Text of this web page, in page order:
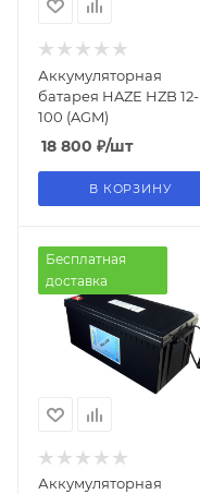
Аккумуляторная
батарея HAZE HZB 12-
100 (AGM)
18 800 ₽/шт
В КОРЗИНУ
Бесплатная
доставка
Аккумуляторная